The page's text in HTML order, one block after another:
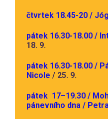
čtvrtek 18.45-20 /
pátek 16.30-18.00 /
18. 9.
pátek 16.30-18.00 /
Nicole / 25. 9.
pátek 17–19.30 /
pánevního dna /